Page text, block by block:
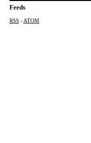
Feeds
RSS - ATOM